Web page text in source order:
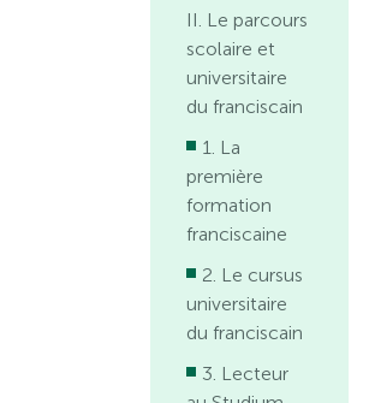
II. Le parcours
scolaire et
universitaire
du franciscain
1. La
première
formation
franciscaine
2. Le cursus
universitaire
du franciscain
3. Lecteur